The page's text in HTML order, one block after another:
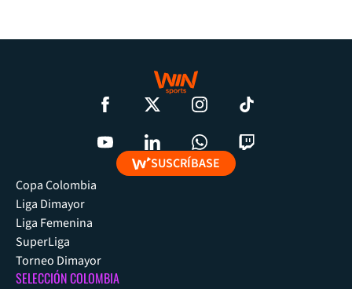
SUSCRÍBASE
Copa Colombia
Liga Dimayor
Liga Femenina
SuperLiga
Torneo Dimayor
SELECCIÓN COLOMBIA